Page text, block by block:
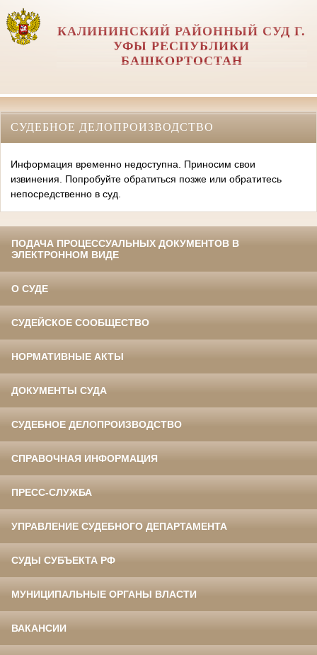
КАЛИНИНСКИЙ РАЙОННЫЙ СУД Г.
УФЫ РЕСПУБЛИКИ
БАШКОРТОСТАН
СУДЕБНОЕ ДЕЛОПРОИЗВОДСТВО
Информация временно недоступна. Приносим свои
извинения. Попробуйте обратиться позже или обратитесь
непосредственно в суд.
ПОДАЧА ПРОЦЕССУАЛЬНЫХ ДОКУМЕНТОВ В
ЭЛЕКТРОННОМ ВИДЕ
О СУДЕ
СУДЕЙСКОЕ СООБЩЕСТВО
НОРМАТИВНЫЕ АКТЫ
ДОКУМЕНТЫ СУДА
СУДЕБНОЕ ДЕЛОПРОИЗВОДСТВО
СПРАВОЧНАЯ ИНФОРМАЦИЯ
ПРЕСС-СЛУЖБА
УПРАВЛЕНИЕ СУДЕБНОГО ДЕПАРТАМЕНТА
СУДЫ СУБЪЕКТА РФ
МУНИЦИПАЛЬНЫЕ ОРГАНЫ ВЛАСТИ
ВАКАНСИИ